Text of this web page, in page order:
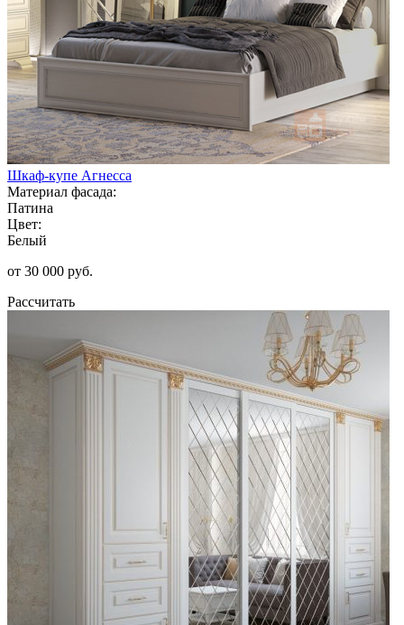
Шкаф-купе Агнесса
Материал фасада:
Патина
Цвет:
Белый
от 30 000 руб.
Рассчитать